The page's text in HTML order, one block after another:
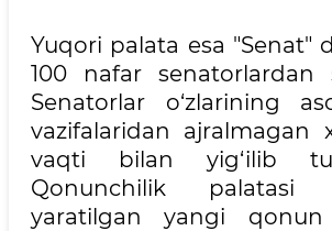
Yuqori palata esa "Senat"
100 nafar senatorlardan
Senatorlar o‘zlarining
vazifalaridan ajralmagan
vaqti bilan yig‘ilib
Qonunchilik palatasi
yaratilgan yangi qonun